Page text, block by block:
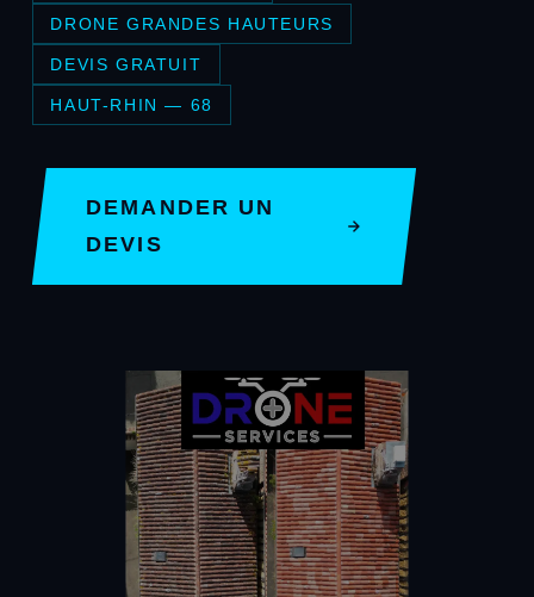
DRONE GRANDES HAUTEURS
DEVIS GRATUIT
HAUT-RHIN — 68
DEMANDER UN
DEVIS